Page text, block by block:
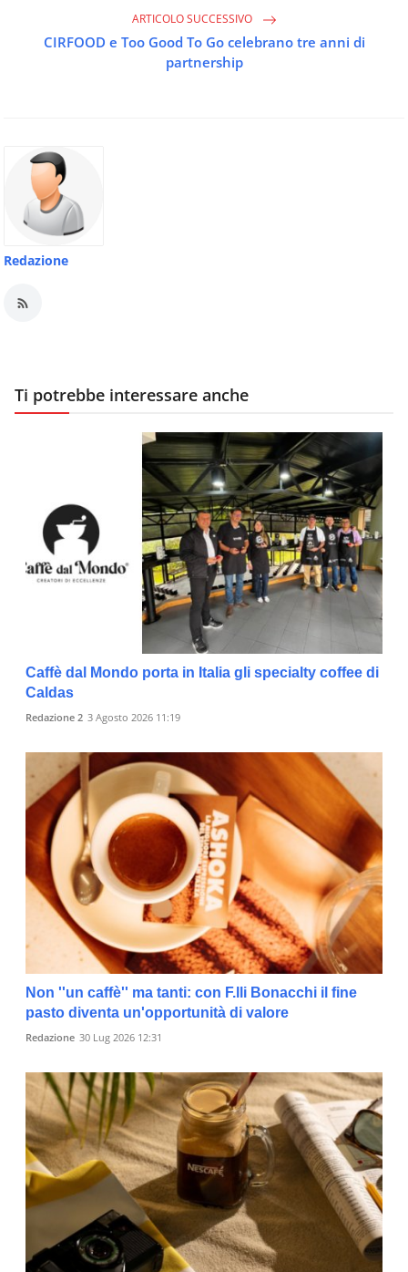
ARTICOLO SUCCESSIVO
CIRFOOD e Too Good To Go celebrano tre anni di
partnership
Redazione
Ti potrebbe interessare anche
Caffè dal Mondo porta in Italia gli specialty coffee di
Caldas
Redazione 2 3 Agosto 2026 11:19
Non ''un caffè'' ma tanti: con F.lli Bonacchi il fine
pasto diventa un'opportunità di valore
Redazione 30 Lug 2026 12:31